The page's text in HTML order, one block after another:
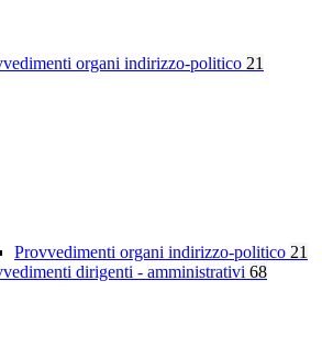
organi indirizzo-politico 21
Provvedimenti organi indirizzo-politico 21
dirigenti - amministrativi 68